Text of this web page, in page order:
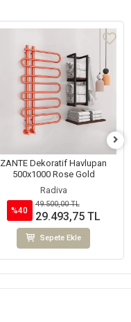
ZANTE Dekoratif Havlupan
500x1000 Rose Gold
Radiva
%40
49.500,00 TL
29.493,75 TL
Sepete Ekle